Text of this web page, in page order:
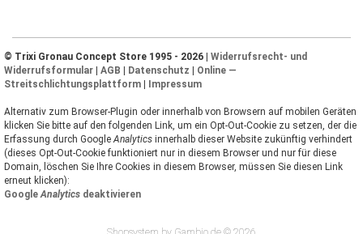
© Trixi Gronau Concept Store 1995 - 2026 | Widerrufsrecht- und
Widerrufsformular | AGB | Datenschutz | Online —
Streitschlichtungsplattform | Impressum
Alternativ zum Browser-Plugin oder innerhalb von Browsern auf mobilen Geräten
klicken Sie bitte auf den folgenden Link, um ein Opt-Out-Cookie zu setzen, der die
Erfassung durch Google Analytics innerhalb dieser Website zukünftig verhindert
(dieses Opt-Out-Cookie funktioniert nur in diesem Browser und nur für diese
Domain, löschen Sie Ihre Cookies in diesem Browser, müssen Sie diesen Link
erneut klicken):
Google Analytics deaktivieren